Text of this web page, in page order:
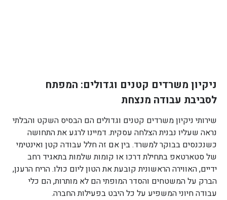
ניקיון משרדים קטנים וגדולים: המפתח
לסביבת עבודה מנצחת
שירותי ניקיון משרדים קטנים וגדולים הם הבסיס השקט והבלתי
נראה שעליו נבנית הצלחה עסקית. דמיינו לרגע את התחושה
כשנכנסים בבוקר למשרד. בין אם זה חלל עבודה קטן ואינטימי
של סטארטאפ בתחילת דרכו או קומות שלמות בתאגיד רחב
ידיים, האווירה הראשונית קובעת את הטון ליום כולו. הריח הרענן,
הברק על המשטחים והסדר המופתי הם לא מותרות, הם כלי
עבודה חיוני המשפיע על כל היבט בפעילות החברה.